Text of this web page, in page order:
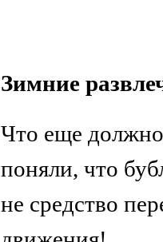
Зимние
Что еще
поняли, что
не средство